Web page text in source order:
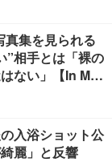
集を見られる
”相手とは「裸の
ない」【In Moti
入浴ショット公
麗」と反響